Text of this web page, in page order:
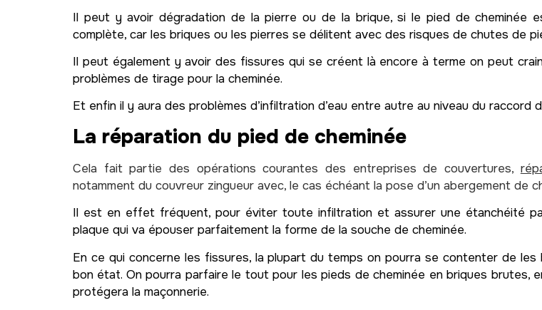
Il peut y avoir dégradation de la pierre ou de la brique, si le pied de cheminée
complète, car les briques ou les pierres se délitent avec des risques de chutes de
Il peut également y avoir des fissures qui se créent là encore à terme on peut
problèmes de tirage pour la cheminée.
Et enfin il y aura des problèmes d’infiltration d’eau entre autre au niveau du
La réparation du pied de cheminée
Cela fait partie des opérations courantes des entreprises de couvertures,
notamment du couvreur zingueur avec, le cas échéant la pose d’un abergement de
Il est en effet fréquent, pour éviter toute infiltration et assurer une étanchéité
plaque qui va épouser parfaitement la forme de la souche de cheminée.
En ce qui concerne les fissures, la plupart du temps on pourra se contenter de
bon état. On pourra parfaire le tout pour les pieds de cheminée en briques brutes,
protégera la maçonnerie.